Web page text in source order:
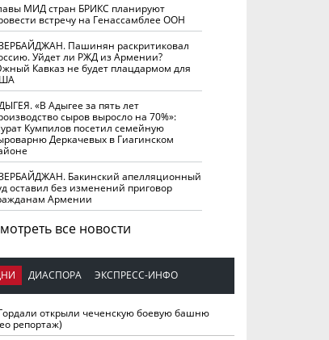
МИД стран БРИКС планируют
встречу на Генассамблее ООН
Пашинян раскритиковал
Уйдет ли РЖД из Армении?
Кавказ не будет плацдармом для
«В Адыгее за пять лет
сыров выросло на 70%»:
Кумпилов посетил семейную
Деркачевых в Гиагинском
Бакинский апелляционный
оставил без изменений приговор
Армении
все новости
ДИАСПОРА ЭКСПРЕСС-ИНФО
открыли чеченскую боевую башню
репортаж)